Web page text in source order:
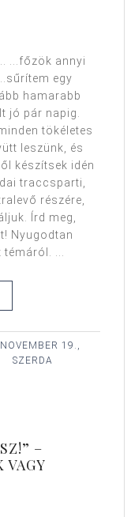
...főzök annyi
egy
hamarabb
jó pár napig.
tökéletes
leszünk, és
készítsek idén
traccsparti,
részére,
Írd meg,
Nyugodtan
...
19.,
SZERDA
–
VAGY